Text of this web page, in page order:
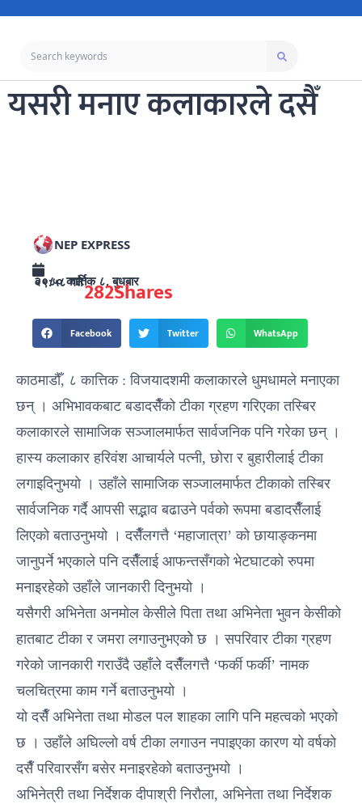
यसरी मनाए कलाकारले दसैँ
NEP EXPRESS
२०८० कार्तिक ८, बुधबार ०९:५८ गते Shares
282
Facebook Twitter WhatsApp
काठमाडौँ, ८ कात्तिक : विजयादशमी कलाकारले धुमधामले मनाएका
छन् । अभिभावकबाट बडादसैँको टीका ग्रहण गरिएका तस्बिर
कलाकारले सामाजिक सञ्जालमार्फत सार्वजनिक पनि गरेका छन् ।
हास्य कलाकार हरिवंश आचार्यले पत्नी, छोरा र बुहारीलाई टीका
लगाइदिनुभयो । उहाँले सामाजिक सञ्जालमार्फत टीकाको तस्बिर
सार्वजनिक गर्दै आपसी सद्भाव बढाउने पर्वको रूपमा बडादसैँलाई
लिएको बताउनुभयो । दसैँलगत्तै ‘महाजात्रा’ को छायाङ्कनमा
जानुपर्ने भएकाले पनि दसैँलाई आफन्तसँगको भेटघाटको रुपमा
मनाइरहेको उहाँले जानकारी दिनुभयो ।
यसैगरी अभिनेता अनमोल केसीले पिता तथा अभिनेता भुवन केसीको
हातबाट टीका र जमरा लगाउनुभएकोे छ । सपरिवार टीका ग्रहण
गरेको जानकारी गराउँदै उहाँले दसैँलगत्तै ‘फर्की फर्की’ नामक
चलचित्रमा काम गर्ने बताउनुभयो ।
यो दसैँ अभिनेता तथा मोडल पल शाहका लागि पनि महत्वको भएको
छ । उहाँले अघिल्लो वर्ष टीका लगाउन नपाइएका कारण यो वर्षको
दसैँ परिवारसँग बसेर मनाइरहेको बताउनुभयो ।
अभिनेत्री तथा निर्देशक दीपाश्री निरौला, अभिनेता तथा निर्देशक